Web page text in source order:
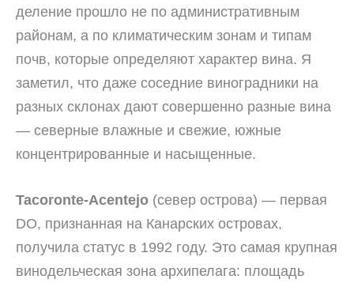
деление прошло не по административным
районам, а по климатическим зонам и типам
почв, которые определяют характер вина. Я
заметил, что даже соседние виноградники на
разных склонах дают совершенно разные вина
— северные влажные и свежие, южные
концентрированные и насыщенные.
Tacoronte-Acentejo (север острова) — первая
DO, признанная на Канарских островах,
получила статус в 1992 году. Это самая крупная
винодельческая зона архипелага: площадь